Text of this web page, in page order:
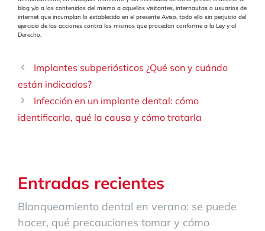
blog y/o a los contenidos del mismo a aquellos visitantes, internautas o usuarios de
internet que incumplan lo establecido en el presente Aviso, todo ello sin perjuicio del
ejercicio de las acciones contra los mismos que procedan conforme a la Ley y al
Derecho.
Implantes subperiósticos ¿Qué son y cuándo
están indicados?
Infección en un implante dental: cómo
identificarla, qué la causa y cómo tratarla
Entradas recientes
Blanqueamiento dental en verano: se puede
hacer, qué precauciones tomar y cómo